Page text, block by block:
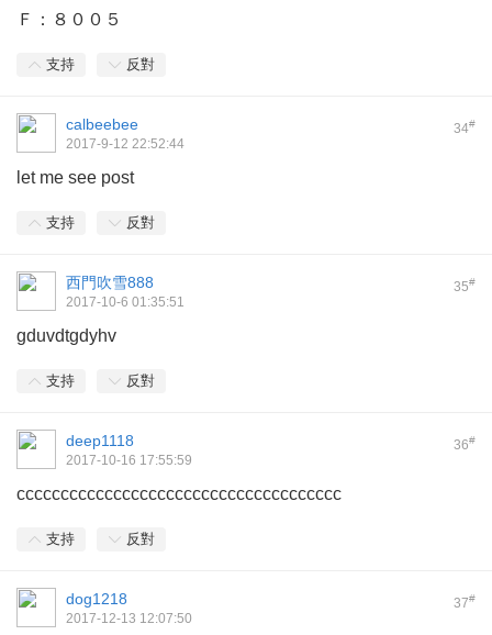
Ｆ：８００５
支持 反對
34#
calbeebee
2017-9-12 22:52:44
let me see post
支持 反對
35#
西門吹雪888
2017-10-6 01:35:51
gduvdtgdyhv
支持 反對
36#
deep1118
2017-10-16 17:55:59
ccccccccccccccccccccccccccccccccccccc
支持 反對
37#
dog1218
2017-12-13 12:07:50